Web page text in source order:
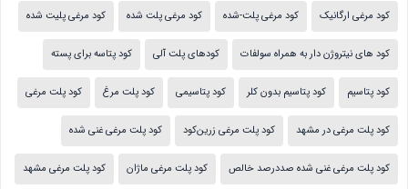
کود مرغی ارگانیک کود مرغی پلت-شده کود مرغی پلت شده کود مرغی پلیت شده
کود های نیتروژن دار به همراه سولفات کودهای پلت آلی کود پتاسه برای پسته
کود پتاسیم کود پتاسیم بدون کلر کود پتاسیمی کود پلت مرغ کود پلت مرغی
کود پلت مرغی در مشهد کود پلت مرغی زرین‌کود کود پلت مرغی غنی شده
کود پلت مرغی غنی شده صددرصد خالص کود پلت مرغی ماژان کود پلت مرغی مشهد